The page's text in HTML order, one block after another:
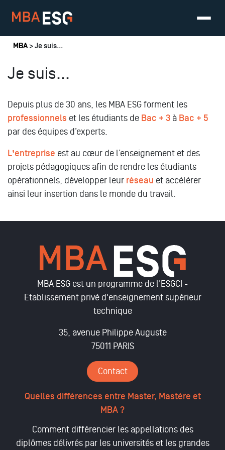
Vous êtes ici
MBA> Je suis...
Je suis...
Depuis plus de 30 ans, les MBA ESG forment les
professionnels et les étudiants de Bac + 3 à Bac + 5
par des équipes d’experts.
L’entreprise est au cœur de l’enseignement et des
projets pédagogiques afin de rendre les étudiants
opérationnels, développer leur réseau et accélérer
ainsi leur insertion dans le monde du travail.
MBA ESG est un programme de l'ESGCI -
Etablissement privé d'enseignement supérieur
technique
35, avenue Philippe Auguste
75011 PARIS
Contact
Quelles différences entre Master, Mastère et
MBA ?
Comment différencier les appellations des
diplômes délivrés par les universités et les grandes